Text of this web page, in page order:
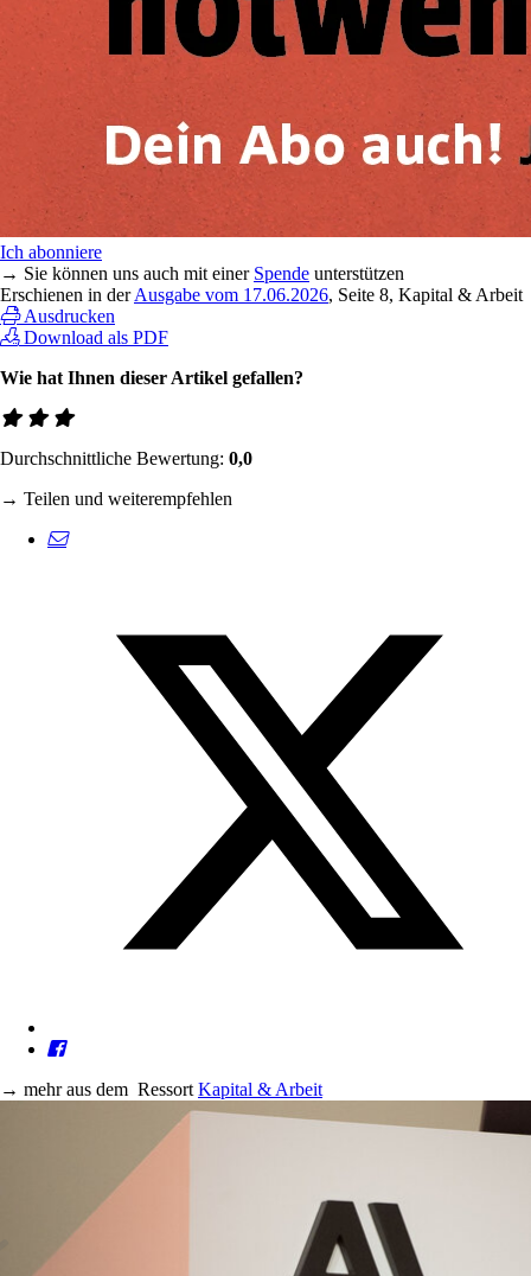
Ich abonniere
→ Sie können uns auch mit einer Spende unterstützen
Erschienen in derAusgabe vom 17.06.2026, Seite 8, Kapital & Arbeit
Ausdrucken
Download als PDF
Wie hat Ihnen dieser Artikel gefallen?
Durchschnittliche Bewertung: 0,0
→ Teilen und weiterempfehlen
→ mehr aus dem Ressort Kapital & Arbeit